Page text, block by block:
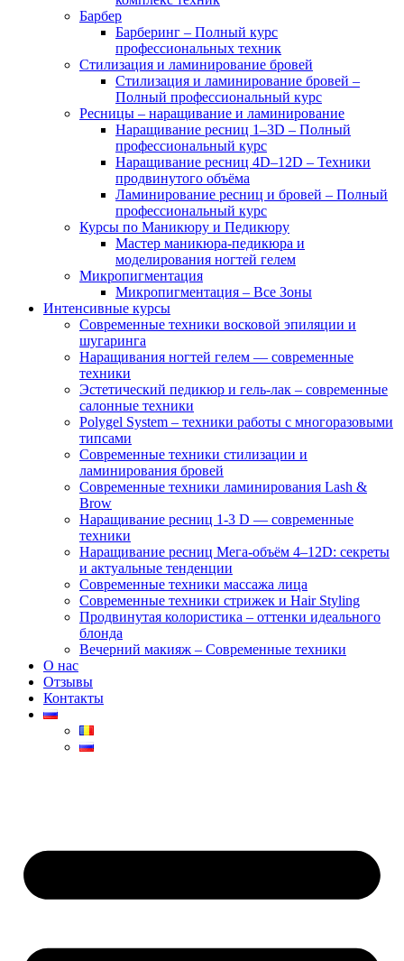
Барбер
Барберинг – Полный курс
профессиональных техник
Стилизация и ламинирование бровей
Стилизация и ламинирование бровей –
Полный профессиональный курс
Ресницы – наращивание и ламинирование
Наращивание ресниц 1–3D – Полный
профессиональный курс
Наращивание ресниц 4D–12D – Техники
продвинутого объёма
Ламинирование ресниц и бровей – Полный
профессиональный курс
Курсы по Маникюру и Педикюру
Мастер маникюра-педикюра и
моделирования ногтей гелем
Микропигментация
Микропигментация – Все Зоны
Интенсивные курсы
Современные техники восковой эпиляции и
шугаринга
Наращивания ногтей гелем — современные
техники
Эстетический педикюр и гель-лак – современные
салонные техники
Polygel System – техники работы с многоразовыми
типсами
Современные техники стилизации и
ламинирования бровей
Современные техники ламинирования Lash &
Brow
Наращивание ресниц 1-3 D — современные
техники
Наращивание ресниц Мега-объём 4–12D: секреты
и актуальные тенденции
Современные техники массажа лица
Современные техники стрижек и Hair Styling
Продвинутая колористика – оттенки идеального
блонда
Вечерний макияж – Современные техники
О нас
Отзывы
Контакты